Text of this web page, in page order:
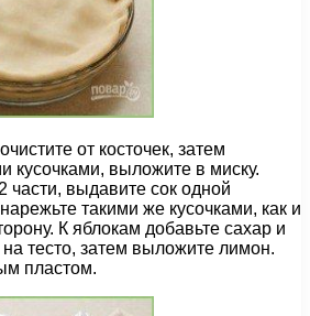
от косточек, затем
кусочками, выложите в миску.
части, выдавите сок одной
такими же кусочками, как и
К яблокам добавьте сахар и
тесто, затем выложите лимон.
пластом.